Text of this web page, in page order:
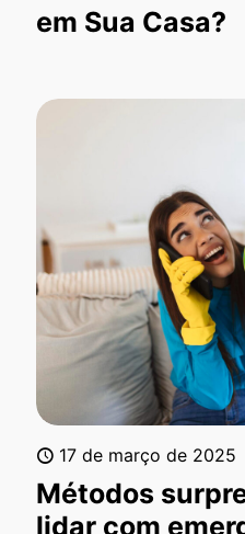
em Sua Casa?
17 de março de 2025
Métodos
lidar com